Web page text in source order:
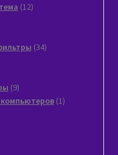
1212
3434
99
товаров
11